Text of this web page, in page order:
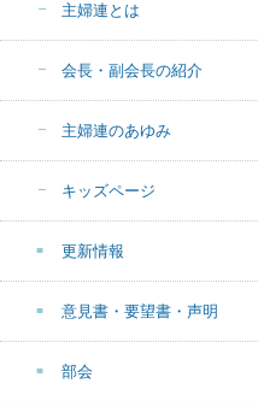
主婦連とは
会長・副会長の紹介
主婦連のあゆみ
キッズページ
更新情報
意見書・要望書・声明
部会